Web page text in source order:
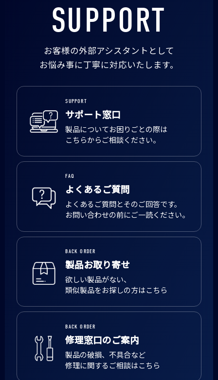
SUPPORT
お客様の外部アシスタントとして
お悩み事に丁寧に対応いたします。
SUPPORT
サポート窓口
製品についてお困りごとの際は
こちらからご相談ください。
FAQ
よくあるご質問
よくあるご質問とそのご回答です。
お問い合わせの前にご一読ください。
BACK ORDER
製品お取り寄せ
欲しい製品がない、
類似製品をお探しの方はこちら
BACK ORDER
修理窓口のご案内
製品の破損、不具合など
修理に関するご相談はこちら